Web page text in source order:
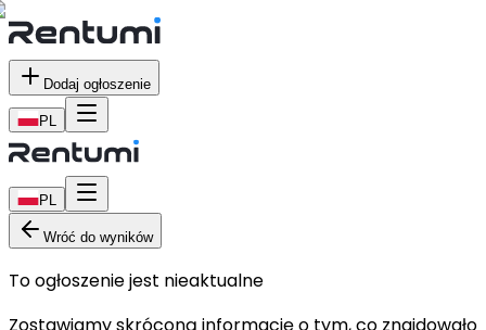
Dodaj ogłoszenie
PL
PL
Wróć do wyników
To ogłoszenie jest nieaktualne